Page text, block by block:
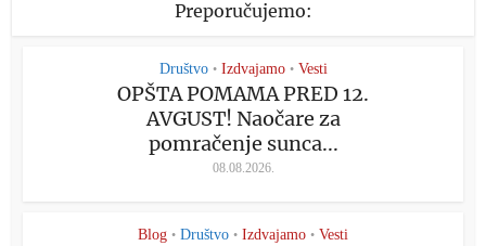
Preporučujemo:
Društvo • Izdvajamo • Vesti
OPŠTA POMAMA PRED 12.
AVGUST! Naočare za
pomračenje sunca...
08.08.2026.
Blog • Društvo • Izdvajamo • Vesti